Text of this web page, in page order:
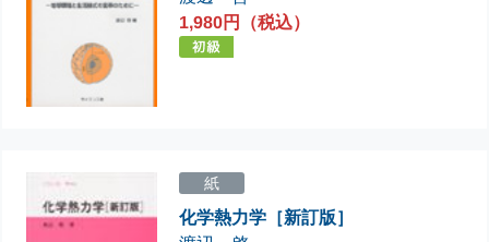
1,980円（税込）
紙
化学熱力学［新訂版］